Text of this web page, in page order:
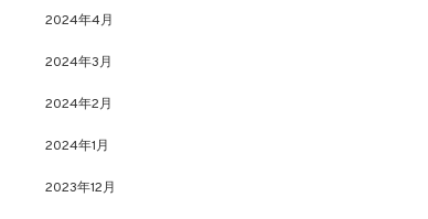
2024年4月
2024年3月
2024年2月
2024年1月
2023年12月